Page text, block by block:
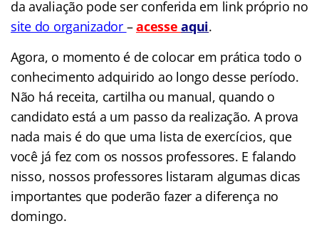
da avaliação pode ser conferida em link próprio no
site do organizador –acesseaqui.
Agora, o momento é de colocar em prática todo o
conhecimento adquirido ao longo desse período.
Não há receita, cartilha ou manual, quando o
candidato está a um passo da realização. A prova
nada mais é do que uma lista de exercícios, que
você já fez com os nossos professores. E falando
nisso, nossos professores listaram algumas dicas
importantes que poderão fazer a diferença no
domingo.